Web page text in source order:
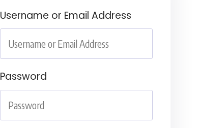
Username or Email Address
Password